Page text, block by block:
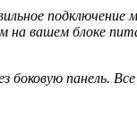
подключение
на вашем блоке
боковую панель.